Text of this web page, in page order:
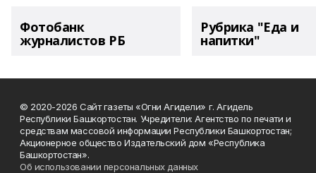
Фотобанк
журналистов РБ
Рубрика "Еда и
напитки"
© 2020-2026 Сайт газеты «Огни Агидели» г. Агидель
Республики Башкортостан. Учредители: Агентство по печати и
средствам массовой информации Республики Башкортостан;
Акционерное общество Издательский дом «Республика
Башкортостан».
Об использовании персональных данных